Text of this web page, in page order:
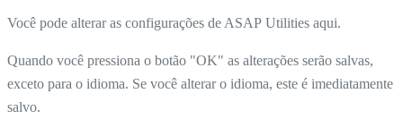
Você pode alterar as configurações de ASAP Utilities aqui.
Quando você pressiona o botão "OK" as alterações serão salvas,
exceto para o idioma. Se você alterar o idioma, este é imediatamente
salvo.